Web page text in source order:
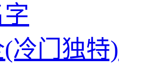
冷门独特)